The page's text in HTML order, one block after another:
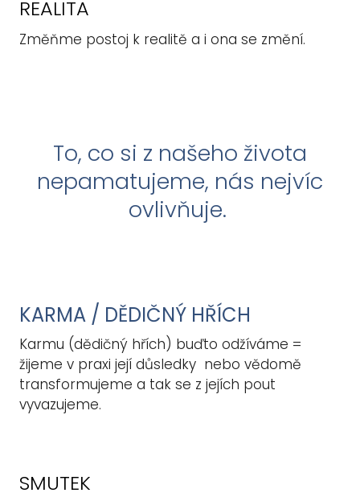
REALITA
Změňme postoj k realitě a i ona se změní.
To, co si z našeho života
nepamatujeme, nás nejvíc
ovlivňuje.
KARMA / DĚDIČNÝ HŘÍCH
Karmu (dědičný hřích) buďto odžíváme =
žijeme v praxi její důsledky nebo vědomě
transformujeme a tak se z jejích pout
vyvazujeme.
SMUTEK